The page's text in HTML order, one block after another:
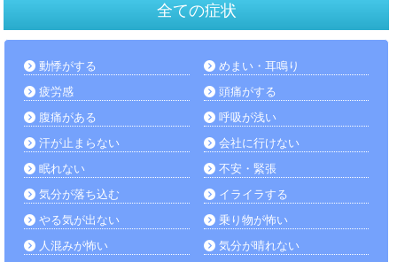
全ての症状
動悸がする
めまい・耳鳴り
疲労感
頭痛がする
腹痛がある
呼吸が浅い
汗が止まらない
会社に行けない
眠れない
不安・緊張
気分が落ち込む
イライラする
やる気が出ない
乗り物が怖い
人混みが怖い
気分が晴れない